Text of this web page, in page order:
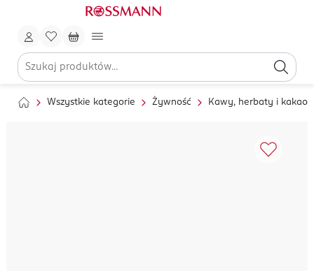
Wszystkie kategorie Żywność Kawy, herbaty i kakao